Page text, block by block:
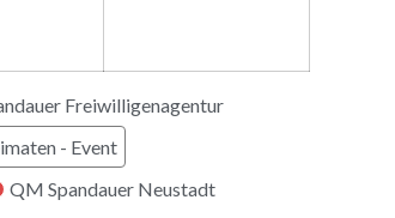
Freiwilligenagentur
- Event
QM Spandauer Neustadt